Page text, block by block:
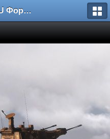
ARMA3.RU Форум